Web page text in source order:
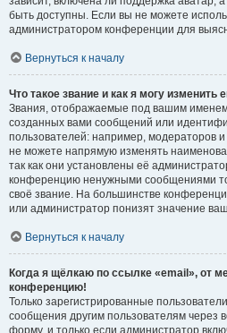
быть доступны. Если вы не можете
администратором конференции для
Вернуться к началу
Что такое звание и как я могу изменить
Звания, отображаемые под вашим
созданных вами сообщений или
пользователей: например, модераторов
не можете напрямую изменять
так как они установлены её
конференцию ненужными сообщениями
своё звание. На большинстве
или администратор понизят значение
Вернуться к началу
Когда я щёлкаю по ссылке «email», от
конференцию!
Только зарегистрированные
сообщения другим пользователям через
форму, и только если администратор